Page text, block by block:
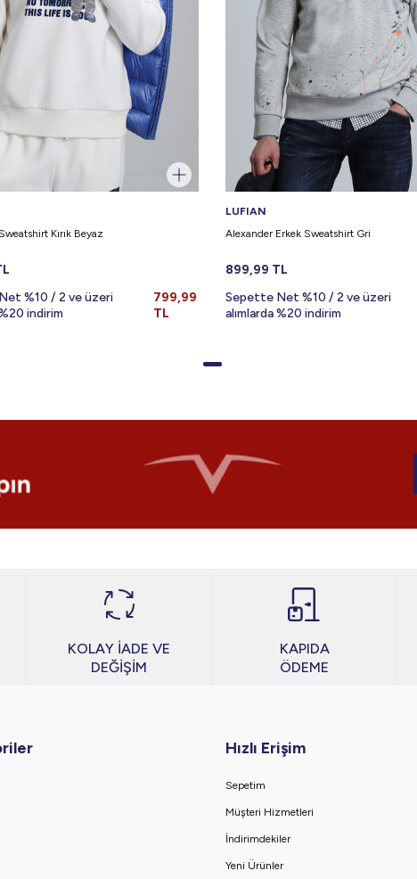
Kırık Beyaz
%10 / 2 ve üzeri
indirim
799,99
TL
LUFIAN
Alexander Erkek Sweatshirt Gri
899,99 TL
Sepette Net %10 / 2 ve üzeri
alımlarda %20 indirim
KOLAY İADE VE
DEĞİŞİM
KAPIDA
ÖDEME
Hızlı Erişim
Sepetim
Müşteri Hizmetleri
İndirimdekiler
Yeni Ürünler